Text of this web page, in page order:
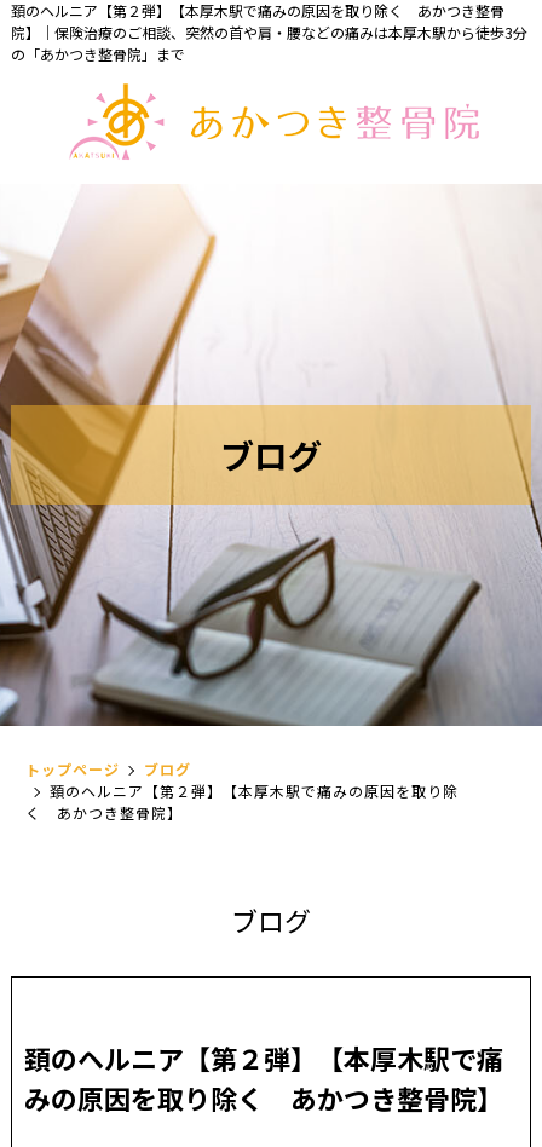
頚のヘルニア【第２弾】【本厚木駅で痛みの原因を取り除く あかつき整骨
院】｜保険治療のご相談、突然の首や肩・腰などの痛みは本厚木駅から徒歩3分
の「あかつき整骨院」まで
ブログ
トップページ
ブログ
頚のヘルニア【第２弾】【本厚木駅で痛みの原因を取り除
く あかつき整骨院】
ブログ
頚のヘルニア【第２弾】【本厚木駅で痛
みの原因を取り除く あかつき整骨院】